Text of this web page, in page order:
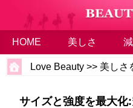
HOME 美しさ
Love Beauty >> 美しさ
サイズと強度を最大化